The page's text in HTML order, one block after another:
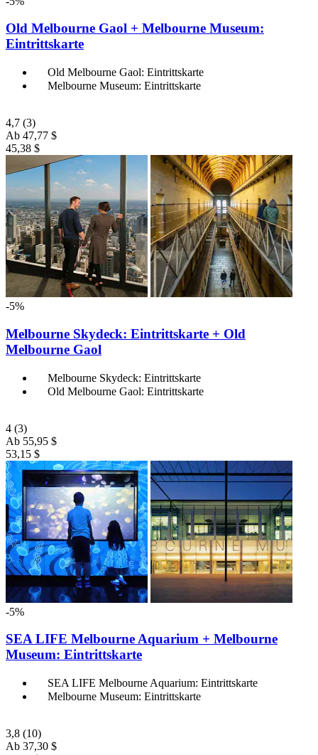
Old Melbourne Gaol + Melbourne Museum:
Eintrittskarte
Old Melbourne Gaol: Eintrittskarte
Melbourne Museum: Eintrittskarte
4,7 (3)
Ab 47,77 $
45,38 $
-5%
Melbourne Skydeck: Eintrittskarte + Old
Melbourne Gaol
Melbourne Skydeck: Eintrittskarte
Old Melbourne Gaol: Eintrittskarte
4 (3)
Ab 55,95 $
53,15 $
-5%
SEA LIFE Melbourne Aquarium + Melbourne
Museum: Eintrittskarte
SEA LIFE Melbourne Aquarium: Eintrittskarte
Melbourne Museum: Eintrittskarte
3,8 (10)
Ab 37,30 $